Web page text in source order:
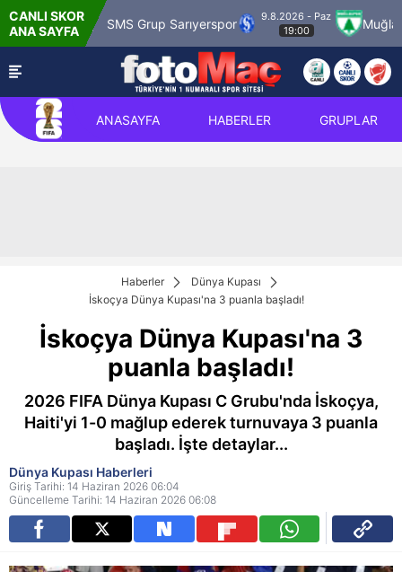
CANLI SKOR
ANA SAYFA
SMS Grup Sarıyerspor
9.8.2026 - Paz
19:00
ANASAYFA HABERLER GRUPLAR
Haberler
Dünya Kupası
İskoçya Dünya Kupası'na 3 puanla başladı!
İskoçya Dünya Kupası'na 3
puanla başladı!
2026 FIFA Dünya Kupası C Grubu'nda İskoçya,
Haiti'yi 1-0 mağlup ederek turnuvaya 3 puanla
başladı. İşte detaylar...
Dünya Kupası Haberleri
Giriş Tarihi: 14 Haziran 2026 06:04
Güncelleme Tarihi: 14 Haziran 2026 06:08